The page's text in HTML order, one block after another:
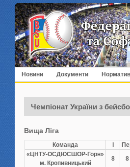
Новини Документи
Чемпіонат України з
Вища Ліга
Команда
«ЦНТУ-ОСДЮСШОР-Горн»
м. Кропивницький
8 8